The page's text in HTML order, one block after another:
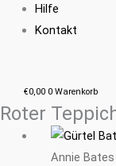
Hilfe
Kontakt
€0,00 0 Warenkorb
Roter
Annie Bates